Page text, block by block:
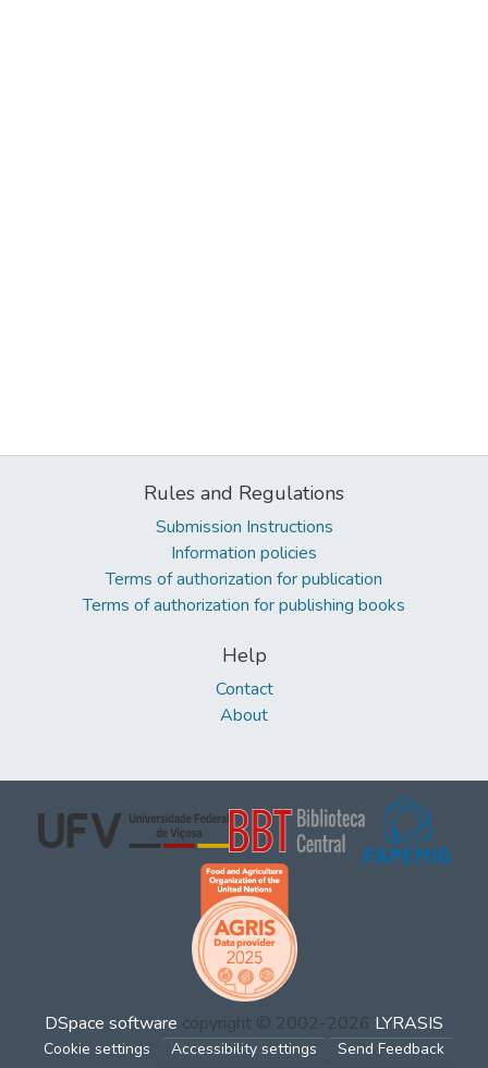
Rules and Regulations
Submission Instructions
Information policies
Terms of authorization for publication
Terms of authorization for publishing books
Help
Contact
About
DSpace software copyright © 2002-2026 LYRASIS
Cookie settings Accessibility settings Send Feedback